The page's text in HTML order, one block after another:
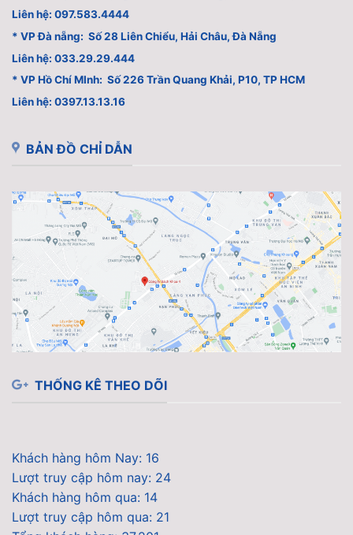
Liên hệ: 097.583.4444
* VP Đà nẵng: Số 28 Liên Chiểu, Hải Châu, Đà Nẵng
Liên hệ: 033.29.29.444
* VP Hồ Chí MInh: Số 226 Trần Quang Khải, P10, TP HCM
Liên hệ: 0397.13.13.16
BẢN ĐỒ CHỈ DẪN
THỐNG KÊ THEO DÕI
Khách hàng hôm Nay: 16
Lượt truy cập hôm nay: 24
Khách hàng hôm qua: 14
Lượt truy cập hôm qua: 21